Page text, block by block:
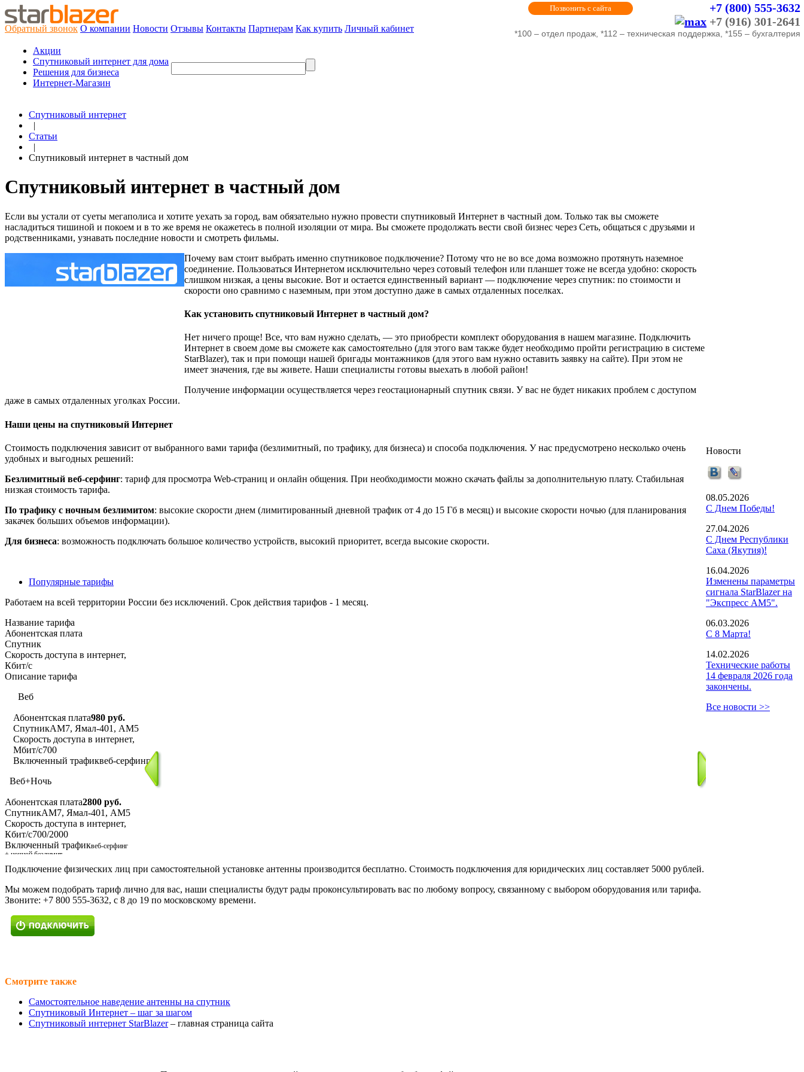
+7 (800) 555-3632
+7 (916) 301-2641
Позвонить с сайта
*100 – отдел продаж, *112 – техническая поддержка, *155 – бухгалтерия
Обратный звонок О компании Новости Отзывы Контакты Партнерам Как купить Личный кабинет
Акции
Cпутниковый интернет для дома
Решения для бизнеса
Интернет-Магазин
Спутниковый интернет
|
Статьи
|
Спутниковый интернет в частный дом
Спутниковый интернет в частный дом
Если вы устали от суеты мегаполиса и хотите уехать за город, вам обязательно нужно провести спутниковый Интернет в частный дом. Только так вы сможете
насладиться тишиной и покоем и в то же время не окажетесь в полной изоляции от мира. Вы сможете продолжать вести свой бизнес через Сеть, общаться с друзьями и
родственниками, узнавать последние новости и смотреть фильмы.
Почему вам стоит выбрать именно спутниковое подключение? Потому что не во все дома возможно протянуть наземное
соединение. Пользоваться Интернетом исключительно через сотовый телефон или планшет тоже не всегда удобно: скорость
слишком низкая, а цены высокие. Вот и остается единственный вариант — подключение через спутник: по стоимости и
скорости оно сравнимо с наземным, при этом доступно даже в самых отдаленных поселках.
Как установить спутниковый Интернет в частный дом?
Нет ничего проще! Все, что вам нужно сделать, — это приобрести комплект оборудования в нашем магазине. Подключить
Интернет в своем доме вы сможете как самостоятельно (для этого вам также будет необходимо пройти регистрацию в системе
StarBlazer), так и при помощи нашей бригады монтажников (для этого вам нужно оставить заявку на сайте). При этом не
имеет значения, где вы живете. Наши специалисты готовы выехать в любой район!
Получение информации осуществляется через геостационарный спутник связи. У вас не будет никаких проблем с доступом
даже в самых отдаленных уголках России.
Наши цены на спутниковый Интернет
Стоимость подключения зависит от выбранного вами тарифа (безлимитный, по трафику, для бизнеса) и способа подключения. У нас предусмотрено несколько очень
удобных и выгодных решений:
Безлимитный веб-серфинг: тариф для просмотра Web-страниц и онлайн общения. При необходимости можно скачать файлы за дополнительную плату. Стабильная
низкая стоимость тарифа.
По трафику с ночным безлимитом: высокие скорости днем (лимитированный дневной трафик от 4 до 15 Гб в месяц) и высокие скорости ночью (для планирования
закачек больших объемов информации).
Для бизнеса: возможность подключать большое количество устройств, высокий приоритет, всегда высокие скорости.
Популярные тарифы
Работаем на всей территории России без исключений. Срок действия тарифов - 1 месяц.
Название тарифа
Абонентская плата
Спутник
Скорость доступа в интернет,
Кбит/с
Описание тарифа
Веб
Абонентская плата980 руб.
СпутникАМ7, Ямал-401, АМ5
Скорость доступа в интернет,
Мбит/с700
Включенный трафиквеб-серфинг
Веб+Ночь
Абонентская плата2800 руб.
СпутникАМ7, Ямал-401, АМ5
Скорость доступа в интернет,
Кбит/с700/2000
Включенный трафиквеб-серфинг
+ ночной безлимит
Ночной Безлимит 5
Абонентская плата3400 руб.
Спутник Экспресс АМ5
Скорость доступа в
интернет, Кбит/с2000
Включенный трафик5 Гб
Абонентская плата
Скорость доступа в
интернет, Кбит/с9000
Включенный трафик20 Гб
Подключение физических лиц при самостоятельной установке антенны производится бесплатно. Стоимость подключения для юридических лиц составляет 5000 рублей.
Мы можем подобрать тариф лично для вас, наши специалисты будут рады проконсультировать вас по любому вопросу, связанному с выбором оборудования или тарифа.
Звоните: +7 800 555-3632, с 8 до 19 по московскому времени.
Смотрите также
Самостоятельное наведение антенны на спутник
Спутниковый Интернет – шаг за шагом
Спутниковый интернет StarBlazer– главная страница сайта
Новости
08.05.2026
С Днем Победы!
27.04.2026
С Днем Республики
Саха (Якутия)!
16.04.2026
Изменены параметры
сигнала StarBlazer на
"Экспресс АМ5".
06.03.2026
С 8 Марта!
14.02.2026
Технические работы
14 февраля 2026 года
закончены.
Все новости >>